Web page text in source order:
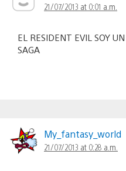
21/07/2013 at 0:01 a.m.
EL RESIDENT EVIL SOY
SAGA
My_fantasy_world
21/07/2013 at 0:28 a.m.